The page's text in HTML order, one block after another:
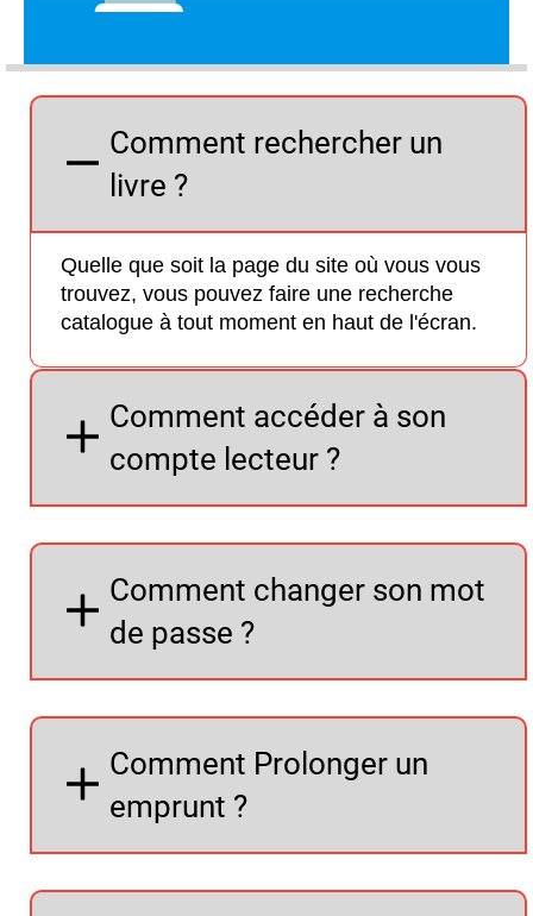
Comment rechercher un
livre ?
Quelle que soit la page du site où vous vous
trouvez, vous pouvez faire une recherche
catalogue à tout moment en haut de l'écran.
Comment accéder à son
compte lecteur ?
Comment changer son mot
de passe ?
Comment Prolonger un
emprunt ?